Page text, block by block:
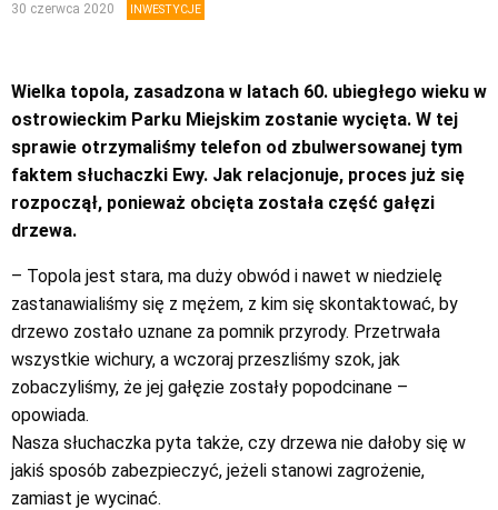
30 czerwca 2020 INWESTYCJE
Wielka topola, zasadzona w latach 60. ubiegłego wieku w
ostrowieckim Parku Miejskim zostanie wycięta. W tej
sprawie otrzymaliśmy telefon od zbulwersowanej tym
faktem słuchaczki Ewy. Jak relacjonuje, proces już się
rozpoczął, ponieważ obcięta została część gałęzi
drzewa.
– Topola jest stara, ma duży obwód i nawet w niedzielę
zastanawialiśmy się z mężem, z kim się skontaktować, by
drzewo zostało uznane za pomnik przyrody. Przetrwała
wszystkie wichury, a wczoraj przeszliśmy szok, jak
zobaczyliśmy, że jej gałęzie zostały popodcinane –
opowiada.
Nasza słuchaczka pyta także, czy drzewa nie dałoby się w
jakiś sposób zabezpieczyć, jeżeli stanowi zagrożenie,
zamiast je wycinać.